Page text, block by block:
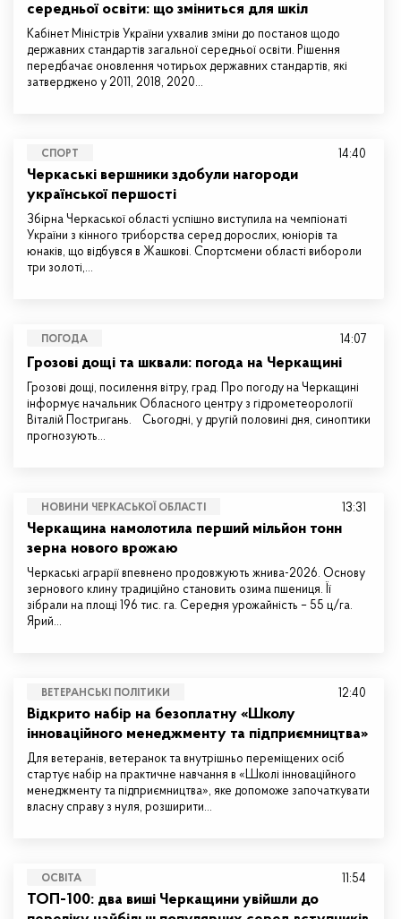
середньої освіти: що зміниться для шкіл
Кабінет Міністрів України ухвалив зміни до постанов щодо
державних стандартів загальної середньої освіти. Рішення
передбачає оновлення чотирьох державних стандартів, які
затверджено у 2011, 2018, 2020…
СПОРТ
Черкаські вершники здобули нагороди
української першості
Збірна Черкаської області успішно виступила на чемпіонаті
України з кінного триборства серед дорослих, юніорів та
юнаків, що відбувся в Жашкові. Спортсмени області вибороли
три золоті,…
14:40
ПОГОДА
Грозові дощі та шквали: погода на Черкащині
Грозові дощі, посилення вітру, град. Про погоду на Черкащині
інформує начальник Обласного центру з гідрометеорології
Віталій Постригань. Сьогодні, у другій половині дня, синоптики
прогнозують…
14:07
НОВИНИ ЧЕРКАСЬКОЇ ОБЛАСТІ
Черкащина намолотила перший мільйон тонн
зерна нового врожаю
Черкаські аграрії впевнено продовжують жнива-2026. Основу
зернового клину традиційно становить озима пшениця. Її
зібрали на площі 196 тис. га. Середня урожайність – 55 ц/га.
Ярий…
13:31
ВЕТЕРАНСЬКІ ПОЛІТИКИ
Відкрито набір на безоплатну «Школу
інноваційного менеджменту та підприємництва»
Для ветеранів, ветеранок та внутрішньо переміщених осіб
стартує набір на практичне навчання в «Школі інноваційного
менеджменту та підприємництва», яке допоможе започаткувати
власну справу з нуля, розширити…
12:40
ОСВІТА
ТОП-100: два виші Черкащини увійшли до
11:54